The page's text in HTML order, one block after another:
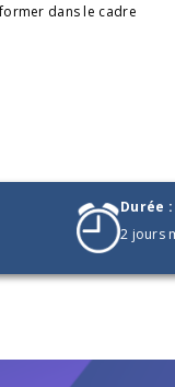
dans le cadre
Durée :
2 jours